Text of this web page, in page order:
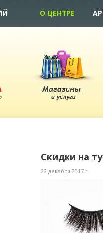
О ЦЕНТРЕ
Скидки на
22 декабря 2017 г.